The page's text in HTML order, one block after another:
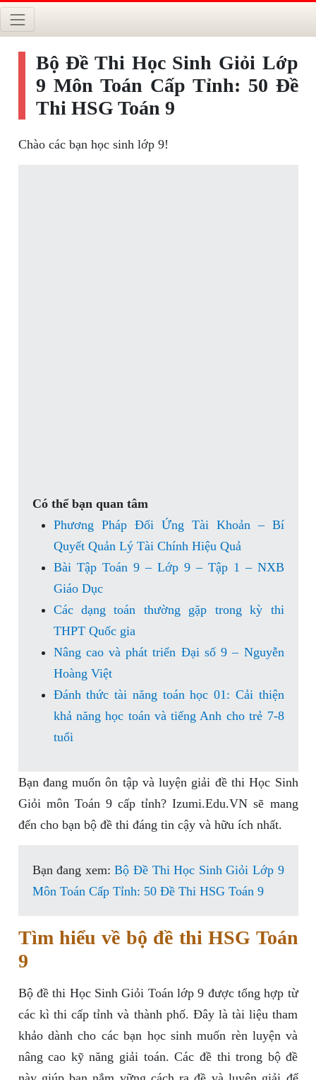
Bộ Đề Thi Học Sinh Giỏi Lớp
9 Môn Toán Cấp Tỉnh: 50 Đề
Thi HSG Toán 9
Chào các bạn học sinh lớp 9!
Có thể bạn quan tâm
Phương Pháp Đối Ứng Tài Khoản – Bí
Quyết Quản Lý Tài Chính Hiệu Quả
Bài Tập Toán 9 – Lớp 9 – Tập 1 – NXB
Giáo Dục
Các dạng toán thường gặp trong kỳ thi
THPT Quốc gia
Nâng cao và phát triển Đại số 9 – Nguyễn
Hoàng Việt
Đánh thức tài năng toán học 01: Cải thiện
khả năng học toán và tiếng Anh cho trẻ 7-8
tuổi
Bạn đang muốn ôn tập và luyện giải đề thi Học Sinh
Giỏi môn Toán 9 cấp tỉnh? Izumi.Edu.VN sẽ mang
đến cho bạn bộ đề thi đáng tin cậy và hữu ích nhất.
Bạn đang xem:Bộ Đề Thi Học Sinh Giỏi Lớp 9
Môn Toán Cấp Tỉnh: 50 Đề Thi HSG Toán 9
Tìm hiểu về bộ đề thi HSG Toán
9
Bộ đề thi Học Sinh Giỏi Toán lớp 9 được tổng hợp từ
các kì thi cấp tỉnh và thành phố. Đây là tài liệu tham
khảo dành cho các bạn học sinh muốn rèn luyện và
nâng cao kỹ năng giải toán. Các đề thi trong bộ đề